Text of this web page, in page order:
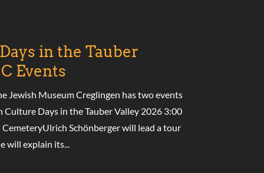
in the Tauber
Events
Jewish Museum Creglingen has two events
Culture Days in the Tauber Valley 2026 3:00
Schönberger will lead a tour
will explain its...